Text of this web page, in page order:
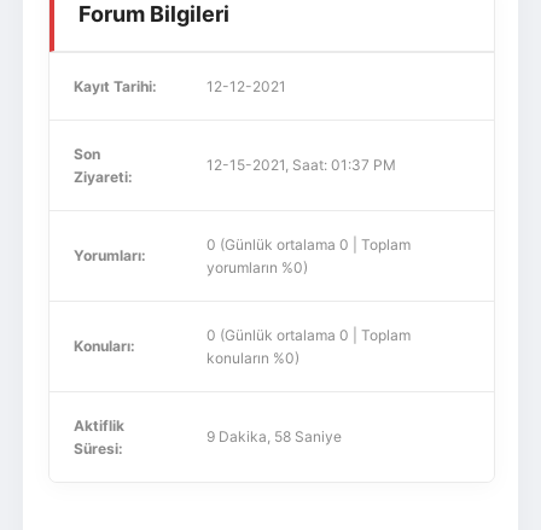
Forum Bilgileri
Kayıt Tarihi: 12-12-2021
Son
Ziyareti:
12-15-2021, Saat: 01:37 PM
Yorumları:
0 (Günlük ortalama 0 | Toplam
yorumların %0)
Konuları:
0 (Günlük ortalama 0 | Toplam
konuların %0)
Aktiflik
Süresi:
9 Dakika, 58 Saniye